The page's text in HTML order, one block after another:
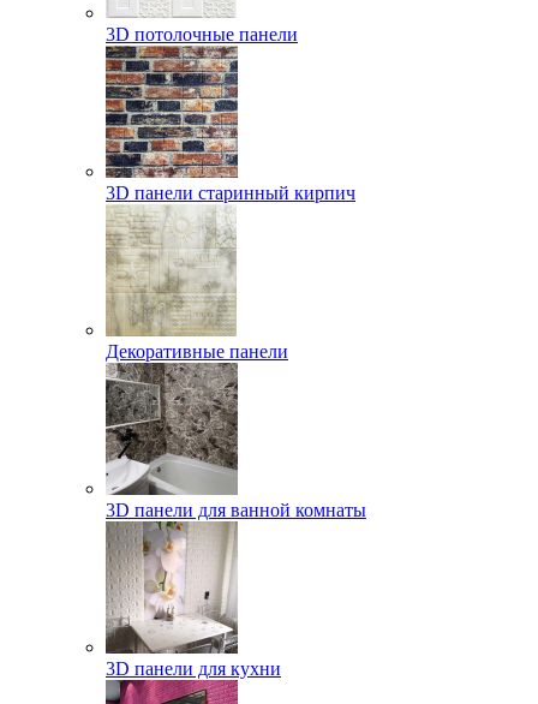
3D потолочные панели
3D панели старинный кирпич
Декоративные панели
3D панели для ванной комнаты
3D панели для кухни